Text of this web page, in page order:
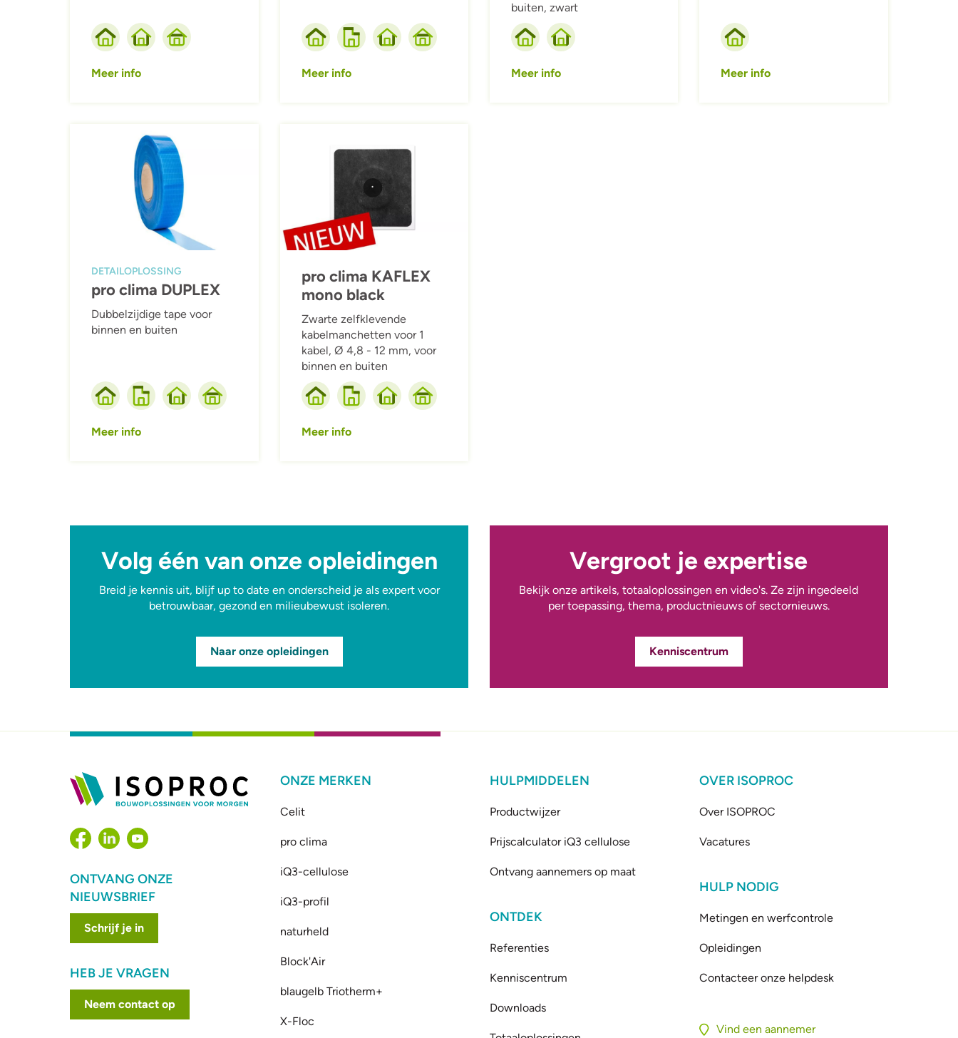
Meer info Meer info
buiten, zwart
Meer info Meer info
DETAILOPLOSSING
pro clima DUPLEX
Dubbelzijdige tape voor
binnen en buiten
Meer info
pro clima KAFLEX
mono black
Zwarte zelfklevende
kabelmanchetten voor 1
kabel, Ø 4,8 - 12 mm, voor
binnen en buiten
Meer info
Volg één van onze opleidingen
Breid je kennis uit, blijf up to date en onderscheid je als expert voor
betrouwbaar, gezond en milieubewust isoleren.
Naar onze opleidingen
Vergroot je expertise
Bekijk onze artikels, totaaloplossingen en video's. Ze zijn ingedeeld
per toepassing, thema, productnieuws of sectornieuws.
Kenniscentrum
ONTVANG ONZE
NIEUWSBRIEF
Schrijf je in
HEB JE VRAGEN
Neem contact op
ONZE MERKEN
Celit
pro clima
iQ3-cellulose
iQ3-profil
naturheld
Block'Air
blaugelb Triotherm+
X-Floc
HULPMIDDELEN
Productwijzer
Prijscalculator iQ3 cellulose
Ontvang aannemers op maat
ONTDEK
Referenties
Kenniscentrum
Downloads
OVER ISOPROC
Over ISOPROC
Vacatures
HULP NODIG
Metingen en werfcontrole
Opleidingen
Contacteer onze helpdesk
Vind een aannemer